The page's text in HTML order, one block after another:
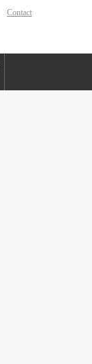
Contact